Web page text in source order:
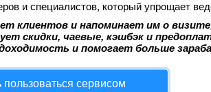
и специалистов, который упрощает
клиентов и напоминает им о
скидки, чаевые, кэшбэк и
и помогает больше
пользоваться сервисом